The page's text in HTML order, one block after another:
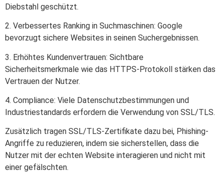
Diebstahl geschützt.
2. Verbessertes Ranking in Suchmaschinen: Google
bevorzugt sichere Websites in seinen Suchergebnissen.
3. Erhöhtes Kundenvertrauen: Sichtbare
Sicherheitsmerkmale wie das HTTPS-Protokoll stärken das
Vertrauen der Nutzer.
4. Compliance: Viele Datenschutzbestimmungen und
Industriestandards erfordern die Verwendung von SSL/TLS.
Zusätzlich tragen SSL/TLS-Zertifikate dazu bei, Phishing-
Angriffe zu reduzieren, indem sie sicherstellen, dass die
Nutzer mit der echten Website interagieren und nicht mit
einer gefälschten.